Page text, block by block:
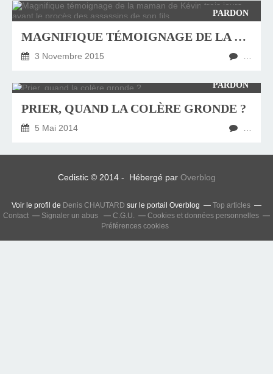
PARDON
MAGNIFIQUE TÉMOIGNAGE DE LA MAMAN DE KÉVIN TROIS JOURS AVANT LE PROCÈS DES ASSASSINS DE SON FILS
3 Novembre 2015
PARDON
PRIER, QUAND LA COLÈRE GRONDE ?
5 Mai 2014
Cedistic © 2014 - Hébergé par Overblog
Voir le profil de Denis CHAUTARD sur le portail Overblog
Top articles
Contact
Signaler un abus C.G.U.
Cookies et données personnelles
Préférences cookies